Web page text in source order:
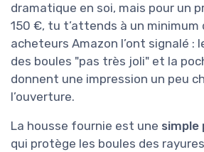
dramatique en soi, mais pour un
150 €, tu t’attends à un minimum
acheteurs Amazon l’ont signalé :
des boules "pas très joli" et la
donnent une impression un peu
l’ouverture.
La housse fournie est une simple
qui protège les boules des